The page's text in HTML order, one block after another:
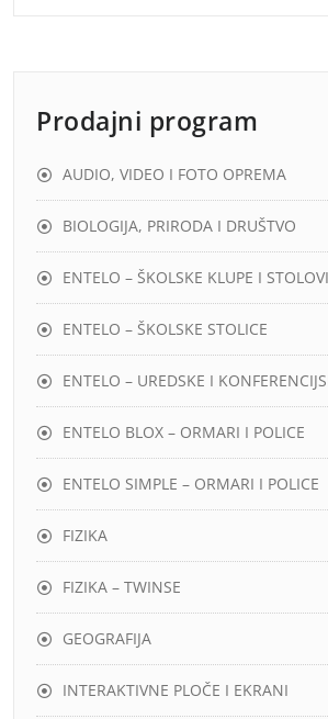
Prodajni program
AUDIO, VIDEO I FOTO OPREMA
BIOLOGIJA, PRIRODA I DRUŠTVO
ENTELO – ŠKOLSKE KLUPE I STOLOVI
ENTELO – ŠKOLSKE STOLICE
ENTELO – UREDSKE I
ENTELO BLOX – ORMARI I POLICE
ENTELO SIMPLE – ORMARI I POLICE
FIZIKA
FIZIKA – TWINSE
GEOGRAFIJA
INTERAKTIVNE PLOČE I EKRANI